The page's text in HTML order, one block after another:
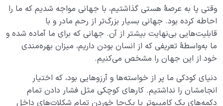
آیا تعریف درستی از خود دارید؟ خود واقعی یا کودک عزیز
روان چیست؟
تأثیر پرداختن به معنویت در زندگی انسان چقدر است؟
انسان و میل بی‌نهایت
انسان چه چیزی نیست؟ 0/24
وقتی پا به عرصۀ هستی گذاشتیم، با جهانی مواجه شدیم که ما را
احاطه کرده بود. جهانی بسیار بزرگ‌تر از رحم مادر و با
قابلیت‌هایی بی‌نهایت بیشتر از آن. جهانی که برای ما آماده شده و
ما به‌واسطۀ تعریفی که از انسان بودن داریم، میزان بهره‌مندی
خود از این جهان را مشخص می­‌کنیم.
دنیای کودکی ما پر از خواسته‌ها و آرزوهایی بود، که اختیار
انجامشان را نداشتیم. کارهای کوچکی مثل فشار دادن تمام
دکمه‌های یک کامپیوتر یا یک‌جا خوردن تمام شکلات‌های داخل